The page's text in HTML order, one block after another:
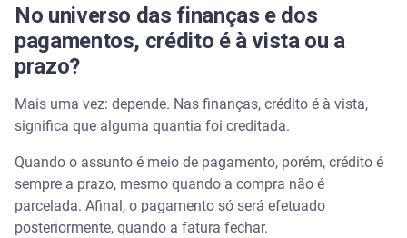
No universo das finanças e dos
pagamentos, crédito é à vista ou a
prazo?
Mais uma vez: depende. Nas finanças, crédito é à vista,
significa que alguma quantia foi creditada.
Quando o assunto é meio de pagamento, porém, crédito é
sempre a prazo, mesmo quando a compra não é
parcelada. Afinal, o pagamento só será efetuado
posteriormente, quando a fatura fechar.